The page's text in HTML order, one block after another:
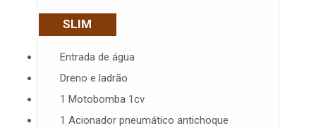
SLIM
Entrada de água
Dreno e ladrão
1 Motobomba 1cv
1 Acionador pneumático antichoque